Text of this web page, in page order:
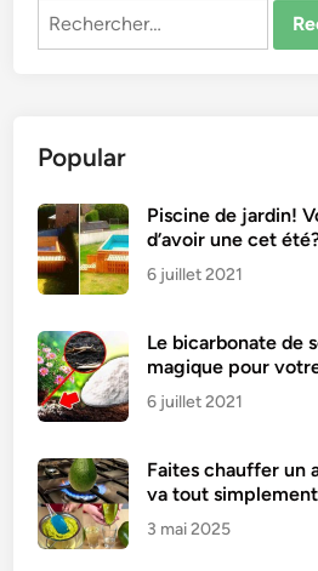
Rechercher :
Popular
Piscine de jardin!
d’avoir une cet
6 juillet 2021
Le bicarbonate de
magique pour
6 juillet 2021
Faites chauffer un
va tout
3 mai 2025